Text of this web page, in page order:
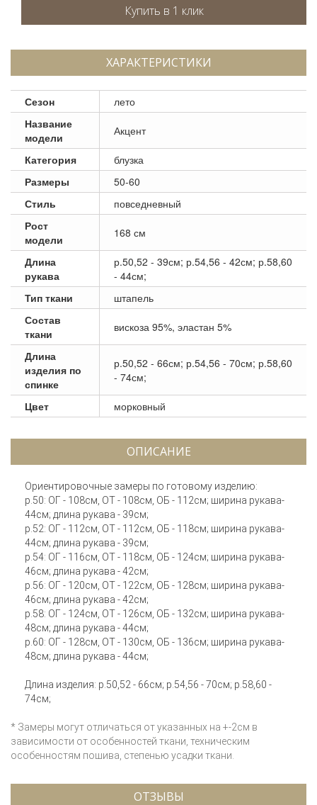
ХАРАКТЕРИСТИКИ
Сезон
лето
Название
модели
Акцент
Категория
блузка
Размеры
50-60
Стиль
повседневный
Рост
модели
168 см
Длина
рукава
р.50,52 - 39см; р.54,56 - 42см; р.58,60
- 44см;
Тип ткани
штапель
Состав
ткани
вискоза 95%, эластан 5%
Длина
изделия по
спинке
р.50,52 - 66см; р.54,56 - 70см; р.58,60
- 74см;
Цвет морковный
ОПИСАНИЕ
Ориентировочные замеры по готовому изделию:
р.50: ОГ - 108см, ОТ - 108см, ОБ - 112см; ширина рукава-
44см; длина рукава - 39см;
р.52: ОГ - 112см, ОТ - 112см, ОБ - 118см; ширина рукава-
44см; длина рукава - 39см;
р.54: ОГ - 116см, ОТ - 118см, ОБ - 124см; ширина рукава-
46см; длина рукава - 42см;
р.56: ОГ - 120см, ОТ - 122см, ОБ - 128см; ширина рукава-
46см; длина рукава - 42см;
р.58: ОГ - 124см, ОТ - 126см, ОБ - 132см; ширина рукава-
48см; длина рукава - 44см;
р.60: ОГ - 128см, ОТ - 130см, ОБ - 136см; ширина рукава-
48см; длина рукава - 44см;
Длина изделия: р.50,52 - 66см; р.54,56 - 70см; р.58,60 -
74см;
* Замеры могут отличаться от указанных на +-2см в
зависимости от особенностей ткани, техническим
особенностям пошива, степенью усадки ткани.
ОТЗЫВЫ